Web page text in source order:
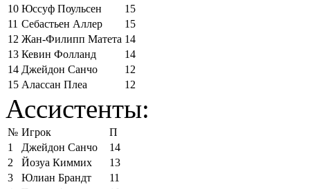
10 Юссуф Поульсен
15
11 Себастьен Аллер
15
12 Жан-Филипп Матета 14
13 Кевин Фолланд
14
14 Джейдон Санчо
12
15 Алассан Плеа 12
Ассистенты:
№ Игрок
П
1
Джейдон Санчо
14
2
Йозуа Киммих
13
3
Юлиан Брандт
11